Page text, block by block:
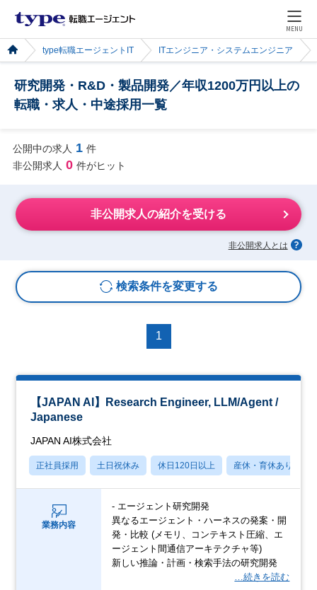
MENU
type転職エージェントIT ITエンジニア・システムエンジニア
研究開発・R&D・製品開発／年収1200万円以上の
転職・求人・中途採用一覧
公開中の求人 1 件
非公開求人 0 件がヒット
非公開求人の紹介を受ける
非公開求人とは
検索条件を変更する
1
【JAPAN AI】Research Engineer, LLM/Agent /
Japanese
JAPAN AI株式会社
正社員採用 土日祝休み 休日120日以上 産休・育休あり
業務内容
- エージェント研究開発
異なるエージェント・ハーネスの発案・開
発・比較 (メモリ、コンテキスト圧縮、エ
ージェント間通信アーキテクチャ等)
新しい推論・計画・検索手法の研究開発
…続きを読む